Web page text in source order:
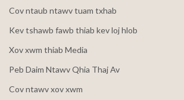
Cov ntaub ntawv tuam txhab
Kev tshawb fawb thiab kev loj hlob
Xov xwm thiab Media
Peb Daim Ntawv Qhia Thaj Av
Cov ntawv xov xwm